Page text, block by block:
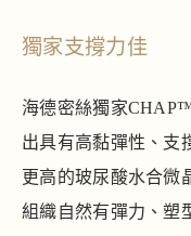
獨家支撐力佳
海德密絲獨家
出具有高黏彈性、支
更高的玻尿酸水合微
組織自然有彈力、塑